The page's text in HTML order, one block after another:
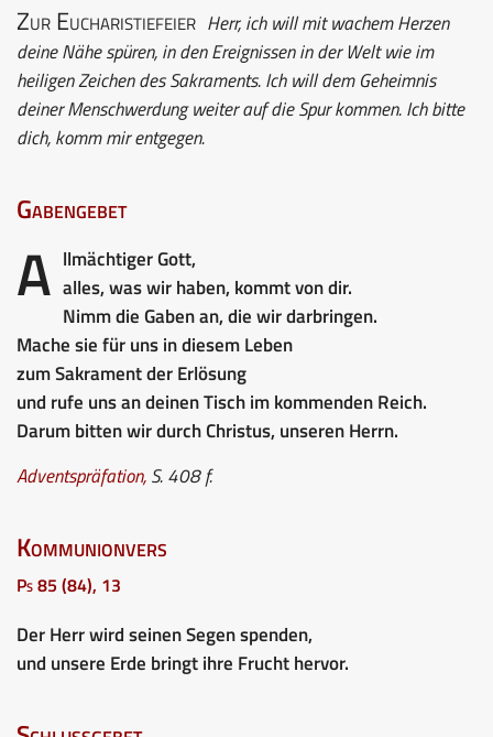
Zur Eucharistiefeier Herr, ich will mit wachem Herzen
deine Nähe spüren, in den Ereignissen in der Welt wie im
heiligen Zeichen des Sakraments. Ich will dem Geheimnis
deiner Menschwerdung weiter auf die Spur kommen. Ich bitte
dich, komm mir entgegen.
Gabengebet
A llmächtiger Gott,
alles, was wir haben, kommt von dir.
Nimm die Gaben an, die wir darbringen.
Mache sie für uns in diesem Leben
zum Sakrament der Erlösung
und rufe uns an deinen Tisch im kommenden Reich.
Darum bitten wir durch Christus, unseren Herrn.
Adventspräfation,S. 408 f.
Kommunionvers
Ps 85 (84), 13
Der Herr wird seinen Segen spenden,
und unsere Erde bringt ihre Frucht hervor.